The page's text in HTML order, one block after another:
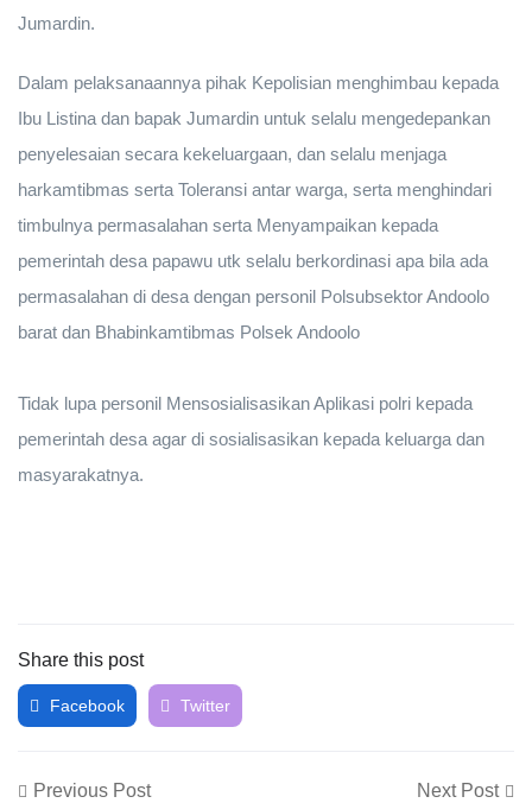
Jumardin.
Dalam pelaksanaannya pihak Kepolisian menghimbau kepada
Ibu Listina dan bapak Jumardin untuk selalu mengedepankan
penyelesaian secara kekeluargaan, dan selalu menjaga
harkamtibmas serta Toleransi antar warga, serta menghindari
timbulnya permasalahan serta Menyampaikan kepada
pemerintah desa papawu utk selalu berkordinasi apa bila ada
permasalahan di desa dengan personil Polsubsektor Andoolo
barat dan Bhabinkamtibmas Polsek Andoolo
Tidak lupa personil Mensosialisasikan Aplikasi polri kepada
pemerintah desa agar di sosialisasikan kepada keluarga dan
masyarakatnya.
Share this post
Facebook Twitter
Previous Post Next Post